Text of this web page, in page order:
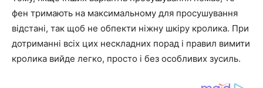
фен тримають на максимальному для просушування
відстані, так щоб не обпекти ніжну шкіру кролика. При
дотриманні всіх цих нескладних порад і правил вимити
кролика вийде легко, просто і без особливих зусиль.